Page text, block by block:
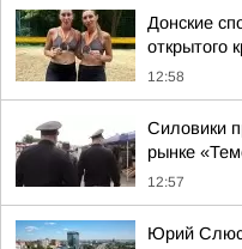
Донские
открытого
12:58
Силовики
рынке
12:57
Юрий